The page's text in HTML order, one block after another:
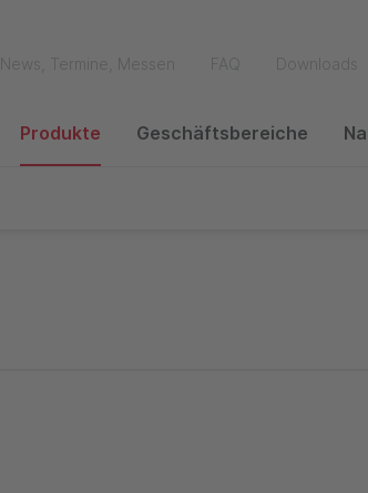
Produkte Geschäftsbereiche
News, Termine, Messen FAQ Downloads